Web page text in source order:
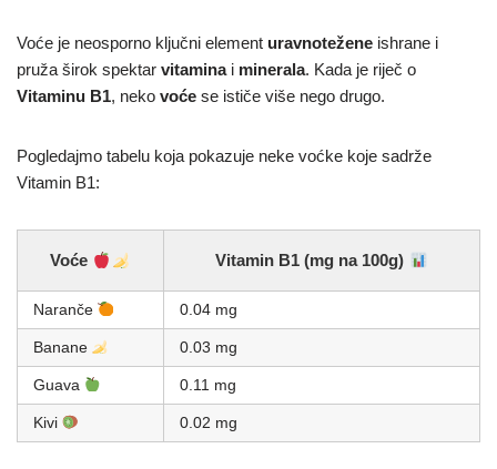
Voće je neosporno ključni element uravnotežene ishrane i
pruža širok spektar vitaminai minerala. Kada je riječ o
Vitaminu B1, neko voće se ističe više nego drugo.
Pogledajmo tabelu koja pokazuje neke voćke koje sadrže
Vitamin B1:
Voće Vitamin B1 (mg na 100g)
Naranče 0.04 mg
Banane 0.03 mg
Guava 0.11 mg
Kivi 0.02 mg